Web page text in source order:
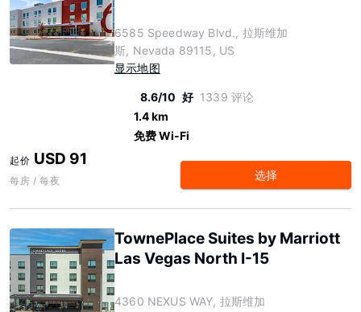
6585 Speedway Blvd., 拉斯维加
斯, Nevada 89115, US
显示地图
8.6/10 好 1339 评论
1.4 km
免费 Wi-Fi
起价 USD 91
每房 / 每夜 选择
TownePlace Suites by Marriott
Las Vegas North I-15
4360 NEXUS WAY, 拉斯维加